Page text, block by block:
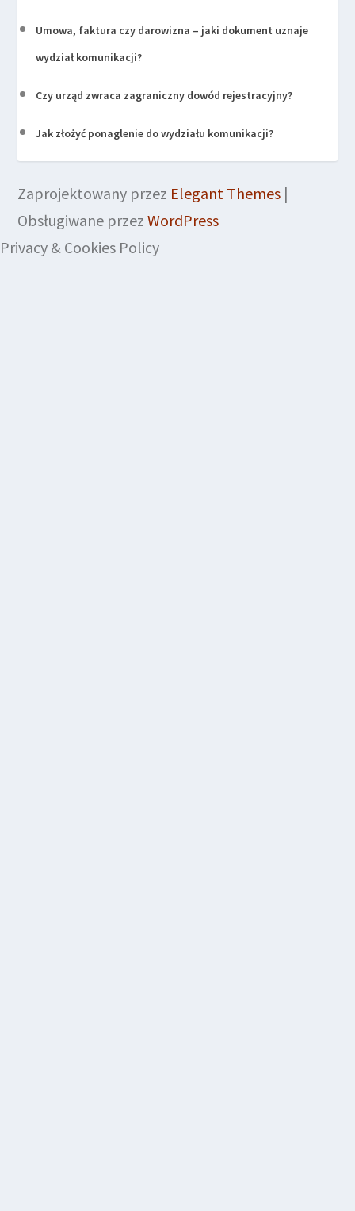
Umowa, faktura czy darowizna – jaki dokument uznaje
wydział komunikacji?
Czy urząd zwraca zagraniczny dowód rejestracyjny?
Jak złożyć ponaglenie do wydziału komunikacji?
Zaprojektowany przez Elegant Themes |
Obsługiwane przezWordPress
Privacy & Cookies Policy